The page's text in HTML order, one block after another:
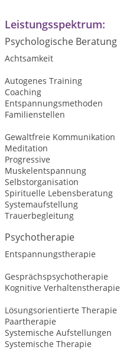
Leistungsspektrum:
Psychologische Beratung
Achtsamkeit
Autogenes Training
Coaching
Entspannungsmethoden
Familienstellen
Gewaltfreie Kommunikation
Meditation
Progressive
Muskelentspannung
Selbstorganisation
Spirituelle Lebensberatung
Systemaufstellung
Trauerbegleitung
Psychotherapie
Entspannungstherapie
Gesprächspsychotherapie
Kognitive Verhaltenstherapie
Lösungsorientierte Therapie
Paartherapie
Systemische Aufstellungen
Systemische Therapie